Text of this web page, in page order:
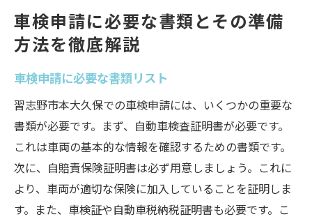
車検申請に必要な書類とその準備
方法を徹底解説
車検申請に必要な書類リスト
習志野市本大久保での車検申請には、いくつかの重要な
書類が必要です。まず、自動車検査証明書が必要です。
これは車両の基本的な情報を確認するための書類です。
次に、自賠責保険証明書は必ず用意しましょう。これに
より、車両が適切な保険に加入していることを証明しま
す。また、車検証や自動車税納税証明書も必要です。こ